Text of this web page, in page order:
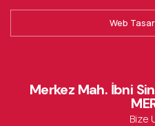
Web
Merkez Mah. İbni
Bize